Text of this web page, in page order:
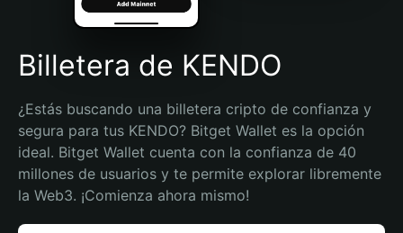
Español (Argentina)
Billetera de KENDO
¿Estás buscando una billetera cripto de confianza y
segura para tus KENDO? Bitget Wallet es la opción
ideal. Bitget Wallet cuenta con la confianza de 40
millones de usuarios y te permite explorar libremente
la Web3. ¡Comienza ahora mismo!